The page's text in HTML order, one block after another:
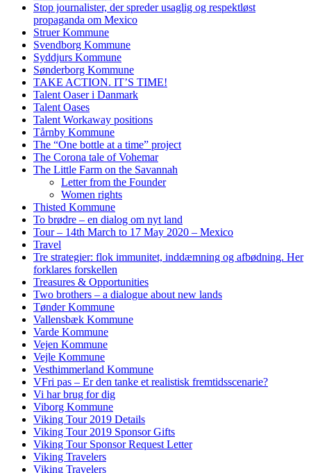
Stop journalister, der spreder usaglig og respektløst
propaganda om Mexico
Struer Kommune
Svendborg Kommune
Syddjurs Kommune
Sønderborg Kommune
TAKE ACTION. IT’S TIME!
Talent Oaser i Danmark
Talent Oases
Talent Workaway positions
Tårnby Kommune
The “One bottle at a time” project
The Corona tale of Vohemar
The Little Farm on the Savannah
Letter from the Founder
Women rights
Thisted Kommune
To brødre – en dialog om nyt land
Tour – 14th March to 17 May 2020 – Mexico
Travel
Tre strategier: flok immunitet, inddæmning og afbødning. Her
forklares forskellen
Treasures & Opportunities
Two brothers – a dialogue about new lands
Tønder Kommune
Vallensbæk Kommune
Varde Kommune
Vejen Kommune
Vejle Kommune
Vesthimmerland Kommune
VFri pas – Er den tanke et realistisk fremtidsscenarie?
Vi har brug for dig
Viborg Kommune
Viking Tour 2019 Details
Viking Tour 2019 Sponsor Gifts
Viking Tour Sponsor Request Letter
Viking Travelers
Viking Travelers